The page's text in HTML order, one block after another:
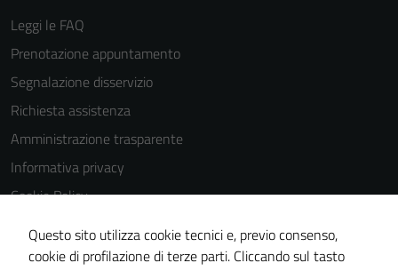
Leggi le FAQ
Prenotazione appuntamento
Segnalazione disservizio
Richiesta assistenza
Amministrazione trasparente
Informativa privacy
Cookie Policy
Note legali
Dichiarazione di accessibilità
Questo sito utilizza cookie tecnici e, previo consenso,
cookie di profilazione di terze parti. Cliccando sul tasto
personali.